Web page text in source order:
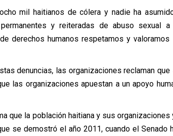
mil haitianos de cólera y nadie ha
permanentes y reiteradas de abuso sexual
derechos humanos respetamos y
denuncias, las organizaciones reclaman
las organizaciones apuestan a un apoyo
que la población haitiana y sus
se demostró el año 2011, cuando el Senado